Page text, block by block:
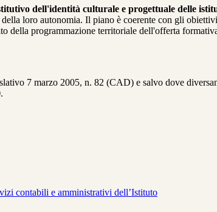
dell'identità culturale e progettuale delle
loro autonomia. Il piano è coerente con gli
della programmazione territoriale dell'offerta
7 marzo 2005, n. 82 (CAD) e salvo dove
contabili e amministrativi dell’Istituto